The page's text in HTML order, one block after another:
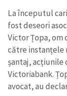
La începutul
fost deseori
Victor Țopa, om
către instanțele
șantaj, acțiunile
Victoriabank.
avocat, au